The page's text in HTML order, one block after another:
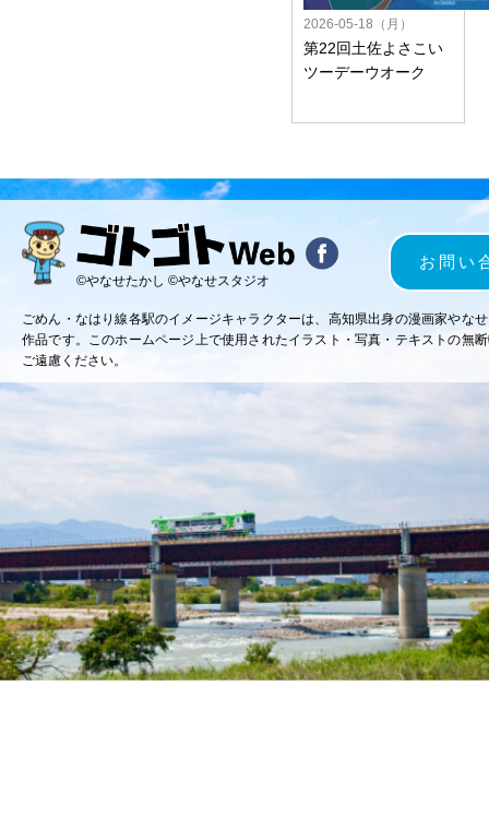
2026-05-18（月）
第22回土佐よさこい
ツーデーウオーク
©やなせたかし ©やなせスタジオ
お問い
ごめん・なはり線各駅のイメージキャラクターは、高知県出身の漫画家やな
作品です。このホームページ上で使用されたイラスト・写真・テキストの無
ご遠慮ください。